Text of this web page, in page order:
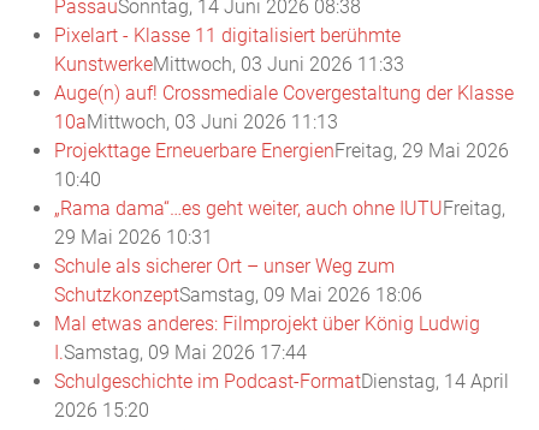
PassauSonntag, 14 Juni 2026 08:38
Pixelart - Klasse 11 digitalisiert berühmte
KunstwerkeMittwoch, 03 Juni 2026 11:33
Auge(n) auf! Crossmediale Covergestaltung der Klasse
10aMittwoch, 03 Juni 2026 11:13
Projekttage Erneuerbare EnergienFreitag, 29 Mai 2026
10:40
„Rama dama“…es geht weiter, auch ohne IUTUFreitag,
29 Mai 2026 10:31
Schule als sicherer Ort – unser Weg zum
SchutzkonzeptSamstag, 09 Mai 2026 18:06
Mal etwas anderes: Filmprojekt über König Ludwig
I.Samstag, 09 Mai 2026 17:44
Schulgeschichte im Podcast-FormatDienstag, 14 April
2026 15:20